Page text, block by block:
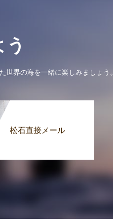
界の海を一緒に楽しみましょう。
松石直接メール